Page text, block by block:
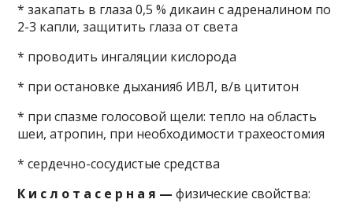
* закапать в глаза 0,5 % дикаин с адреналином по
2-3 капли, защитить глаза от света
* проводить ингаляции кислорода
* при остановке дыхания6 ИВЛ, в/в цититон
* при спазме голосовой щели: тепло на область
шеи, атропин, при необходимости трахеостомия
* сердечно-сосудистые средства
К и с л о т а с е р н а я — физические свойства: